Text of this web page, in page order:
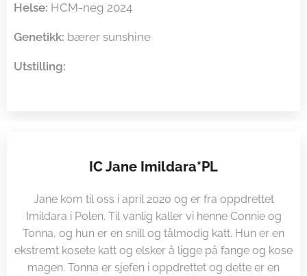
Helse: HCM-neg 2024
Genetikk: bærer sunshine
Utstilling:
IC Jane Imildara*PL
Jane kom til oss i april 2020 og er fra oppdrettet
Imildara i Polen. Til vanlig kaller vi henne Connie og
Tonna, og hun er en snill og tålmodig katt. Hun er en
ekstremt kosete katt og elsker å ligge på fange og kose
magen. Tonna er sjefen i oppdrettet og dette er en